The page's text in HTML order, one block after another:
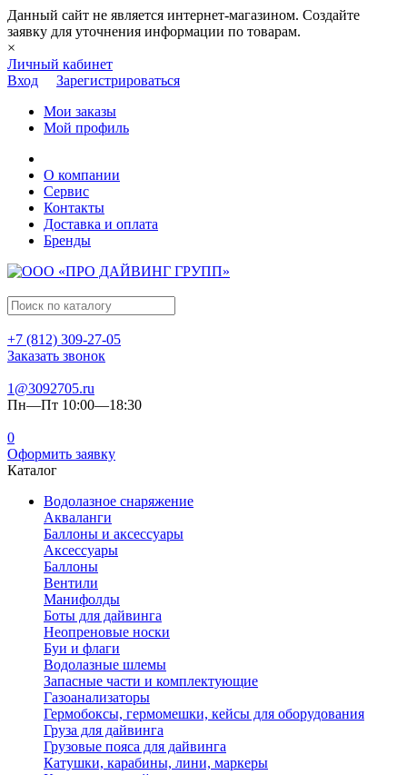
Данный сайт не является интернет-магазином. Создайте
заявку для уточнения информации по товарам.
×
Личный кабинет
Вход
Зарегистрироваться
Мои заказы
Мой профиль
О компании
Сервис
Контакты
Доставка и оплата
Бренды
+7 (812) 309-27-05
Заказать звонок
1@3092705.ru
Пн—Пт 10:00—18:30
0
Оформить заявку
Каталог
Водолазное снаряжение
Акваланги
Баллоны и аксессуары
Аксессуары
Баллоны
Вентили
Манифолды
Боты для дайвинга
Неопреновые носки
Буи и флаги
Водолазные шлемы
Запасные части и комплектующие
Газоанализаторы
Гермобоксы, гермомешки, кейсы для оборудования
Груза для дайвинга
Грузовые пояса для дайвинга
Катушки, карабины, лини, маркеры